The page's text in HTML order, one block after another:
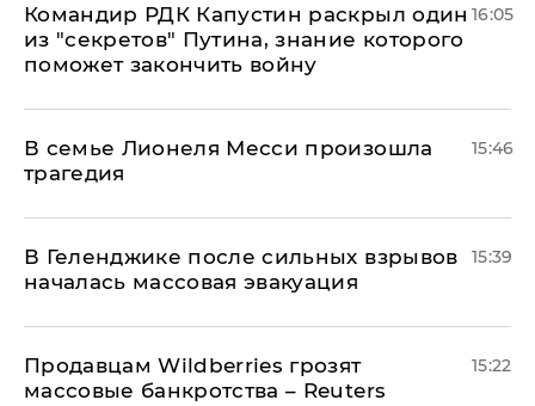
Командир РДК Капустин раскрыл один
из "секретов" Путина, знание которого
поможет закончить войну
16:05
В семье Лионеля Месси произошла
трагедия
15:46
В Геленджике после сильных взрывов
началась массовая эвакуация
15:39
Продавцам Wildberries грозят
массовые банкротства – Reuters
15:22